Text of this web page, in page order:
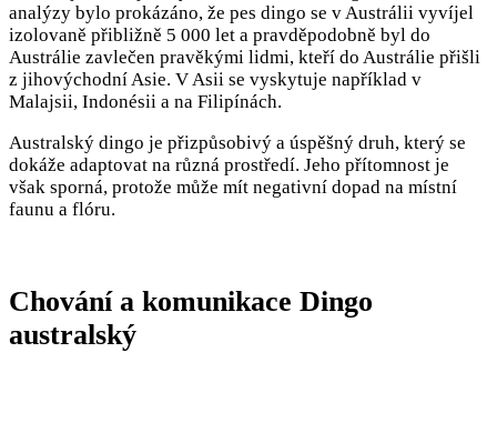
analýzy bylo prokázáno, že pes dingo se v Austrálii vyvíjel
izolovaně přibližně 5 000 let a pravděpodobně byl do
Austrálie zavlečen pravěkými lidmi, kteří do Austrálie přišli
z jihovýchodní Asie. V Asii se vyskytuje například v
Malajsii, Indonésii a na Filipínách.
Australský dingo je přizpůsobivý a úspěšný druh, který se
dokáže adaptovat na různá prostředí. Jeho přítomnost je
však sporná, protože může mít negativní dopad na místní
faunu a flóru.
Chování a komunikace Dingo
australský